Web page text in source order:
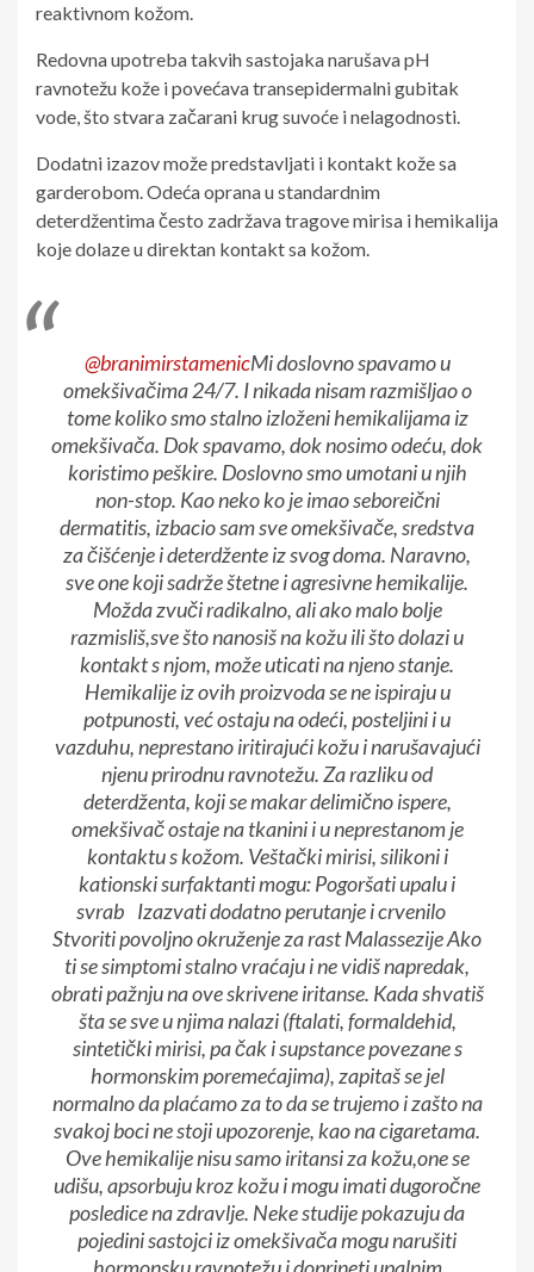
reaktivnom kožom.
Redovna upotreba takvih sastojaka narušava pH
ravnotežu kože i povećava transepidermalni gubitak
vode, što stvara začarani krug suvoće i nelagodnosti.
Dodatni izazov može predstavljati i kontakt kože sa
garderobom. Odeća oprana u standardnim
deterdžentima često zadržava tragove mirisa i hemikalija
koje dolaze u direktan kontakt sa kožom.
@branimirstamenicMi doslovno spavamo u
omekšivačima 24/7. I nikada nisam razmišljao o
tome koliko smo stalno izloženi hemikalijama iz
omekšivača. Dok spavamo, dok nosimo odeću, dok
koristimo peškire. Doslovno smo umotani u njih
non-stop. Kao neko ko je imao seboreični
dermatitis, izbacio sam sve omekšivače, sredstva
za čišćenje i deterdžente iz svog doma. Naravno,
sve one koji sadrže štetne i agresivne hemikalije.
Možda zvuči radikalno, ali ako malo bolje
razmisliš,sve što nanosiš na kožu ili što dolazi u
kontakt s njom, može uticati na njeno stanje.
Hemikalije iz ovih proizvoda se ne ispiraju u
potpunosti, već ostaju na odeći, posteljini i u
vazduhu, neprestano iritirajući kožu i narušavajući
njenu prirodnu ravnotežu. Za razliku od
deterdženta, koji se makar delimično ispere,
omekšivač ostaje na tkanini i u neprestanom je
kontaktu s kožom. Veštački mirisi, silikoni i
kationski surfaktanti mogu: Pogoršati upalu i
svrab Izazvati dodatno perutanje i crvenilo
Stvoriti povoljno okruženje za rast Malassezije Ako
ti se simptomi stalno vraćaju i ne vidiš napredak,
obrati pažnju na ove skrivene iritanse. Kada shvatiš
šta se sve u njima nalazi (ftalati, formaldehid,
sintetički mirisi, pa čak i supstance povezane s
hormonskim poremećajima), zapitaš se jel
normalno da plaćamo za to da se trujemo i zašto na
svakoj boci ne stoji upozorenje, kao na cigaretama.
Ove hemikalije nisu samo iritansi za kožu,one se
udišu, apsorbuju kroz kožu i mogu imati dugoročne
posledice na zdravlje. Neke studije pokazuju da
pojedini sastojci iz omekšivača mogu narušiti